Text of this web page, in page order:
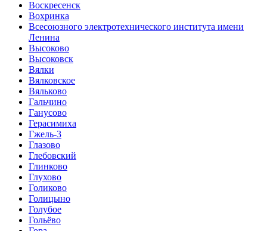
Воскресенск
Вохринка
Всесоюзного электротехнического института имени
Ленина
Высоково
Высоковск
Вялки
Вялковское
Вяльково
Гальчино
Ганусово
Герасимиха
Гжель-3
Глазово
Глебовский
Глинково
Глухово
Голиково
Голицыно
Голубое
Гольёво